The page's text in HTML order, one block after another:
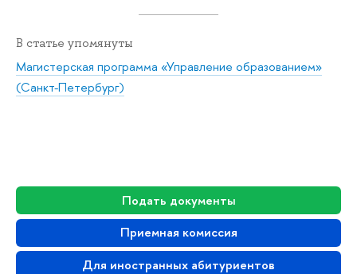
Подать документы
Приемная комиссия
Для иностранных абитуриентов
В статье упомянуты
Магистерская программа «Управление образованием»
(Санкт-Петербург)